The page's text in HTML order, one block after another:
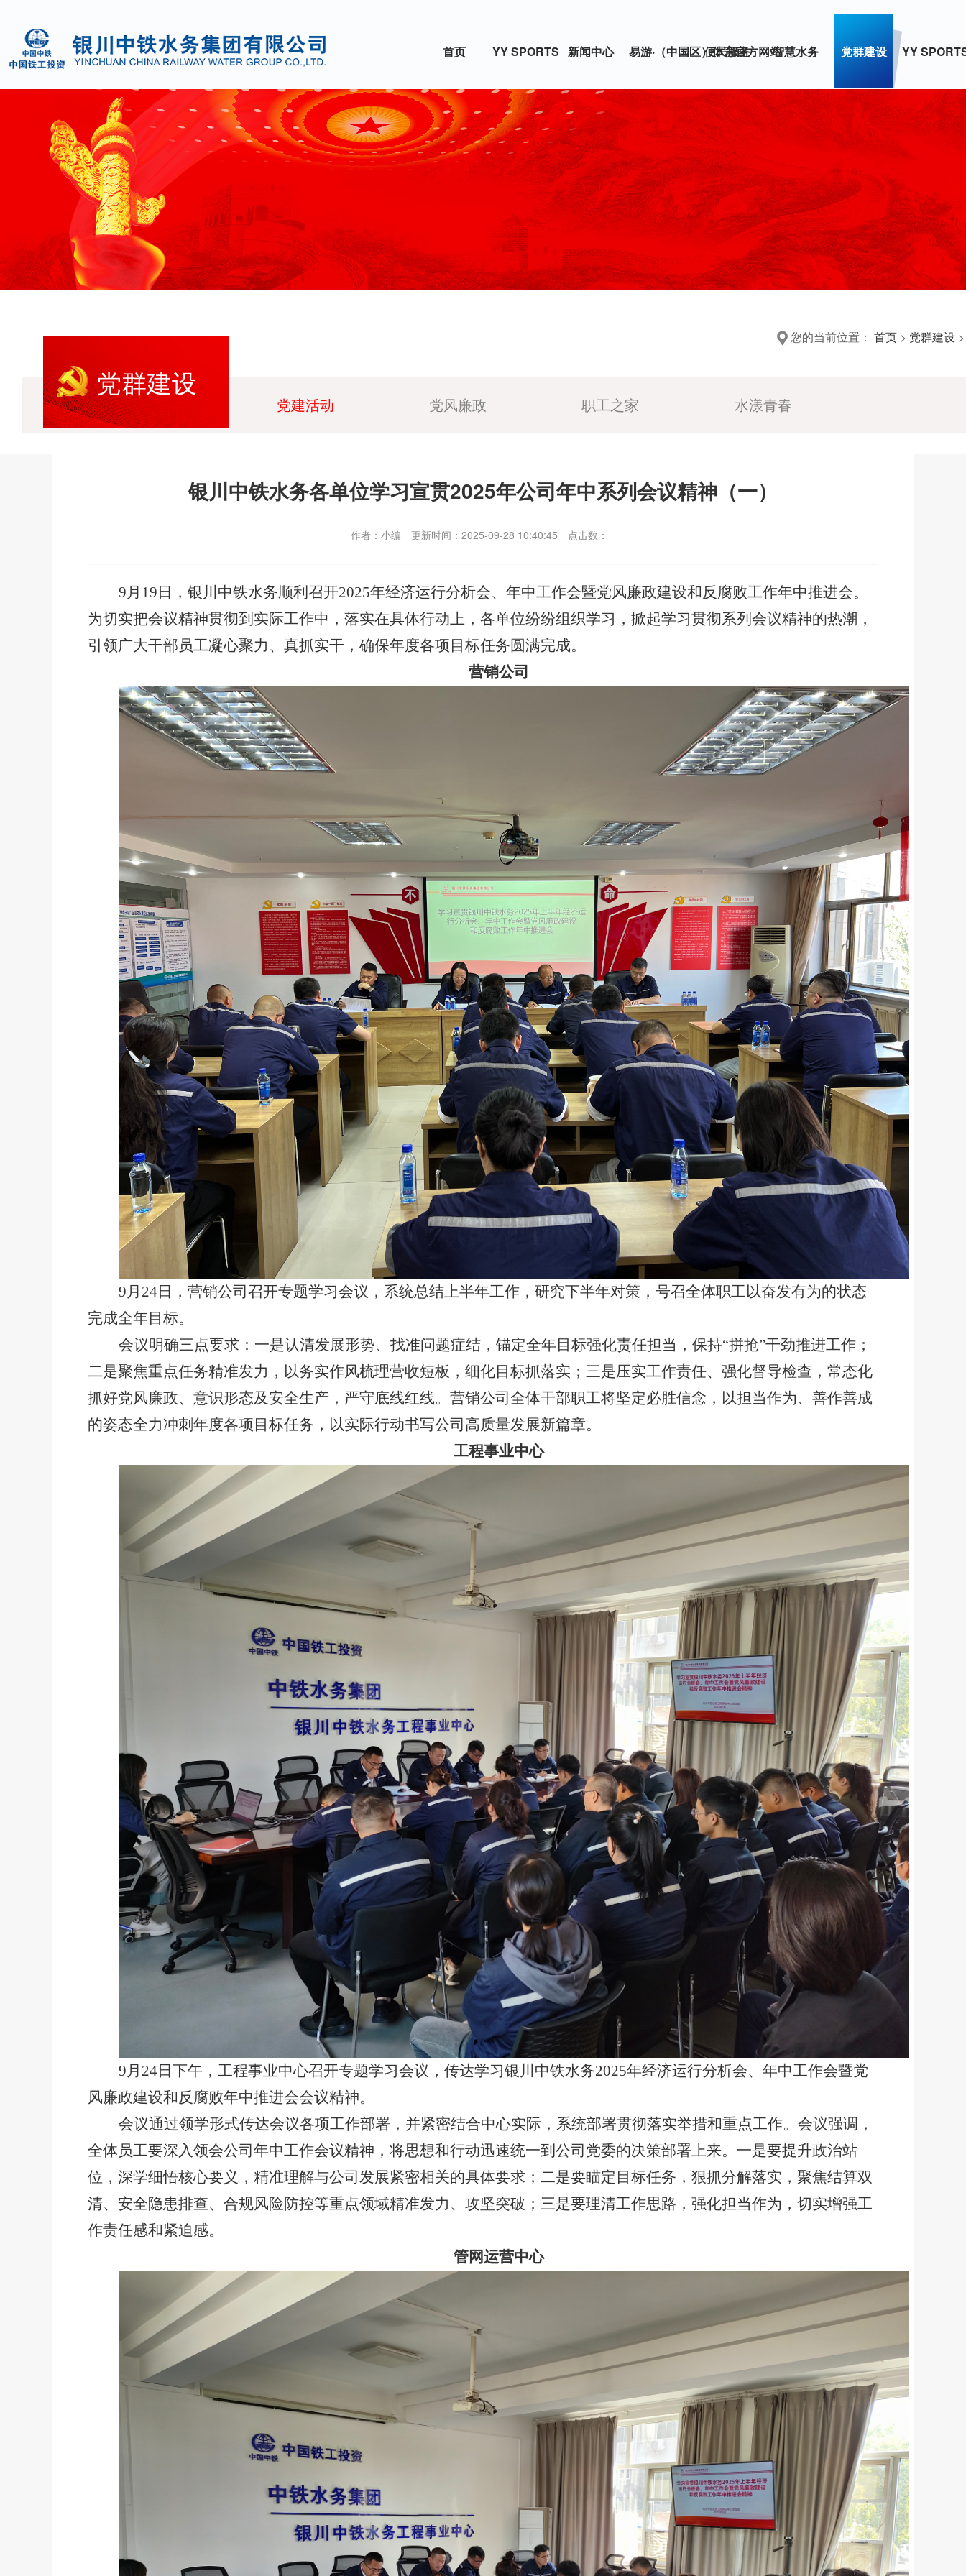
首页 YY SPORTS 新闻中心 易游·（中国区）体育官方网站
便民服务 智慧水务 党群建设 YY
您的当前位置： 首页 > 党群建设
党群建设
党建活动 党风廉政 职工之家 水漾青春
银川中铁水务各单位学习宣贯2025年公司年中系列会议精神（一）
作者：小编 更新时间：2025-09-28 10:40:45 点击数：
9月19日，银川中铁水务顺利召开2025年经济运行分析会、年中工作会暨党风廉政建设和反腐败工作年中推进会。
为切实把会议精神贯彻到实际工作中，落实在具体行动上，各单位纷纷组织学习，掀起学习贯彻系列会议精神的热潮，
引领广大干部员工凝心聚力、真抓实干，确保年度各项目标任务圆满完成。
营销公司
9月24日，营销公司召开专题学习会议，系统总结上半年工作，研究下半年对策，号召全体职工以奋发有为的状态
完成全年目标。
会议明确三点要求：一是认清发展形势、找准问题症结，锚定全年目标强化责任担当，保持“拼抢”干劲推进工作；
二是聚焦重点任务精准发力，以务实作风梳理营收短板，细化目标抓落实；三是压实工作责任、强化督导检查，常态化
抓好党风廉政、意识形态及安全生产，严守底线红线。营销公司全体干部职工将坚定必胜信念，以担当作为、善作善成
的姿态全力冲刺年度各项目标任务，以实际行动书写公司高质量发展新篇章。
工程事业中心
9月24日下午，工程事业中心召开专题学习会议，传达学习银川中铁水务2025年经济运行分析会、年中工作会暨党
风廉政建设和反腐败年中推进会会议精神。
会议通过领学形式传达会议各项工作部署，并紧密结合中心实际，系统部署贯彻落实举措和重点工作。会议强调，
全体员工要深入领会公司年中工作会议精神，将思想和行动迅速统一到公司党委的决策部署上来。一是要提升政治站
位，深学细悟核心要义，精准理解与公司发展紧密相关的具体要求；二是要瞄定目标任务，狠抓分解落实，聚焦结算双
清、安全隐患排查、合规风险防控等重点领域精准发力、攻坚突破；三是要理清工作思路，强化担当作为，切实增强工
作责任感和紧迫感。
管网运营中心